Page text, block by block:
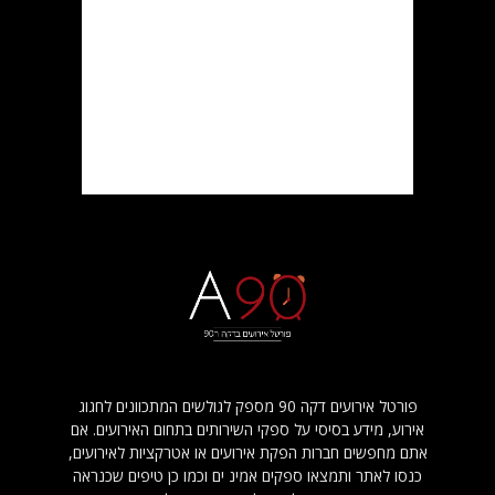
פורטל אירועים דקה 90 מספק לגולשים המתכוונים לחגוג
אירוע, מידע בסיסי על ספקי השירותים בתחום האירועים. אם
אתם מחפשים חברות הפקת אירועים או אטרקציות לאירועים,
כנסו לאתר ותמצאו ספקים אמינ ים וכמו כן טיפים שכנראה